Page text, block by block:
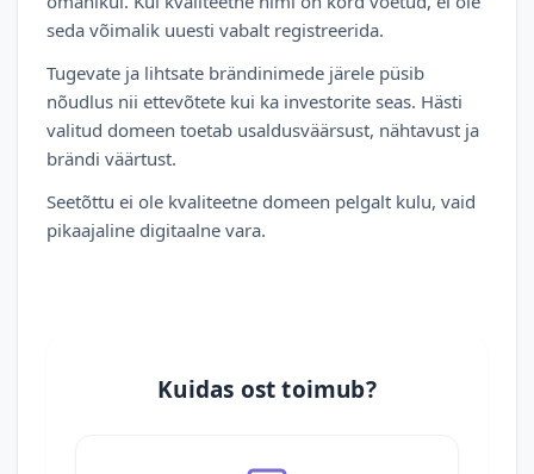
seda võimalik uuesti vabalt registreerida.
Tugevate ja lihtsate brändinimede järele püsib
nõudlus nii ettevõtete kui ka investorite seas. Hästi
valitud domeen toetab usaldusväärsust, nähtavust ja
brändi väärtust.
Seetõttu ei ole kvaliteetne domeen pelgalt kulu, vaid
pikaajaline digitaalne vara.
Kuidas ost toimub?